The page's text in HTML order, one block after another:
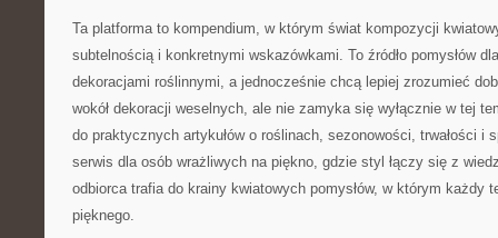
Ta platforma to kompendium, w którym świat kompozycji
subtelnością i konkretnymi wskazówkami. To źródło pomysłów
dekoracjami roślinnymi, a jednocześnie chcą lepiej zrozumieć
wokół dekoracji weselnych, ale nie zamyka się wyłącznie w tej
do praktycznych artykułów o roślinach, sezonowości, trwałości i
serwis dla osób wrażliwych na piękno, gdzie styl łączy się z
odbiorca trafia do krainy kwiatowych pomysłów, w którym każdy
pięknego.